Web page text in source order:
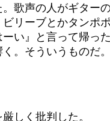
声の人がギター
ーブとかタンポ
い』と言って帰っ
そういうものだ
しく批判した。